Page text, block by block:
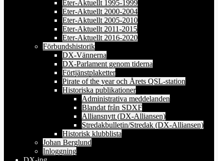
Eter-Aktuellt 1995-1999
Eter-Aktuellt 2000-2004
Eter-Aktuellt 2005-2010
Eter-Aktuellt 2011-2015
Eter-Aktuellt 2016-2020
Förbundshistorik
DX-Vännerna
DX-Parlament genom tiderna
Förtjänstplaketter
Pirate of the year och Årets QSL-station
Historiska publikationer
Administrativa meddelanden
Blandat från SDXF
Alliansnytt (DX-Alliansen)
Stredakbulletin/Stredak (DX-Alliansen)
Historisk klubblista
Johan Berglund
Inloggning